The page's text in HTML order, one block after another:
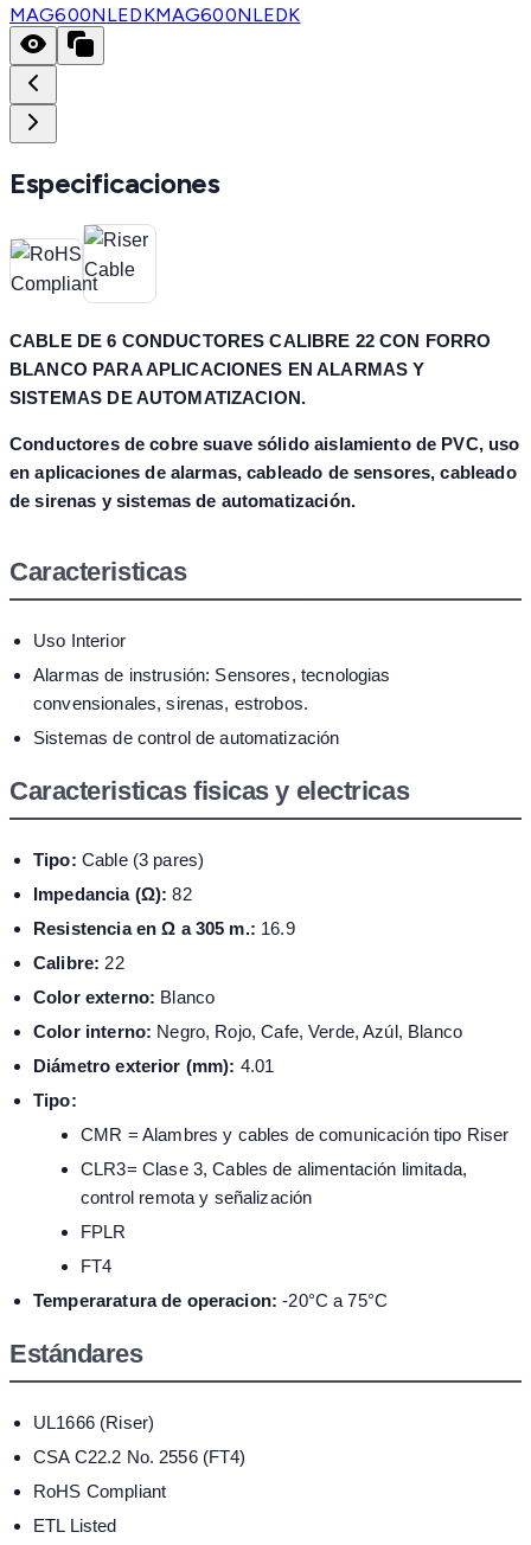
MAG600NLEDKMAG600NLEDK
Especificaciones
CABLE DE 6 CONDUCTORES CALIBRE 22 CON FORRO
BLANCO PARA APLICACIONES EN ALARMAS Y
SISTEMAS DE AUTOMATIZACION.
Conductores de cobre suave sólido aislamiento de PVC, uso
en aplicaciones de alarmas, cableado de sensores, cableado
de sirenas y sistemas de automatización.
Caracteristicas
Uso Interior
Alarmas de instrusión: Sensores, tecnologias
convensionales, sirenas, estrobos.
Sistemas de control de automatización
Caracteristicas fisicas y electricas
Tipo: Cable (3 pares)
Impedancia (Ω): 82
Resistencia en Ω a 305 m.: 16.9
Calibre: 22
Color externo: Blanco
Color interno: Negro, Rojo, Cafe, Verde, Azúl, Blanco
Diámetro exterior (mm): 4.01
Tipo:
CMR = Alambres y cables de comunicación tipo Riser
CLR3= Clase 3, Cables de alimentación limitada,
control remota y señalización
FPLR
FT4
Temperaratura de operacion: -20°C a 75°C
Estándares
UL1666 (Riser)
CSA C22.2 No. 2556 (FT4)
RoHS Compliant
ETL Listed